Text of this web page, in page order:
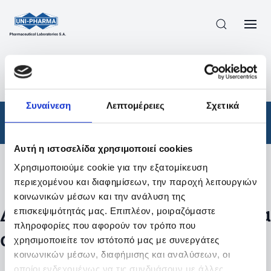
Συναίνεση Λεπτομέρειες Σχετικά
Αυτή η ιστοσελίδα χρησιμοποιεί cookies
Χρησιμοποιούμε cookie για την εξατομίκευση
περιεχομένου και διαφημίσεων, την παροχή λειτουργιών
κοινωνικών μέσων και την ανάλυση της
επισκεψιμότητάς μας. Επιπλέον, μοιραζόμαστε
πληροφορίες που αφορούν τον τρόπο που
χρησιμοποιείτε τον ιστότοπό μας με συνεργάτες
κοινωνικών μέσων, διαφήμισης και αναλύσεων, οι
οποίοι ενδεχομένως να τις συνδυάσουν με άλλες
ΠΡΟΪΟΝΤΑ ΣΥΝΤΑΓΟΓΡΑΦΟΎΜΕΝΑ
/
ΑΠΟΤΕΛΕΣΜΑΤΑ ΑΝΑΖΗΤΗΣΗΣ
Φάρμακα / Συνταγογραφούμενα
Φίλτρα
Δεν βρέθηκαν προϊόντα με τα
συγκεκριμένα φίλτρα